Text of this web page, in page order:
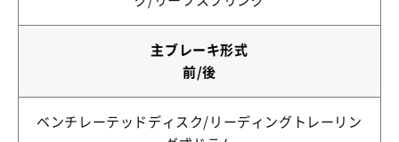
主ブレーキ形式
前/後
ベンチレーテッドディスク/リーディングトレーリン